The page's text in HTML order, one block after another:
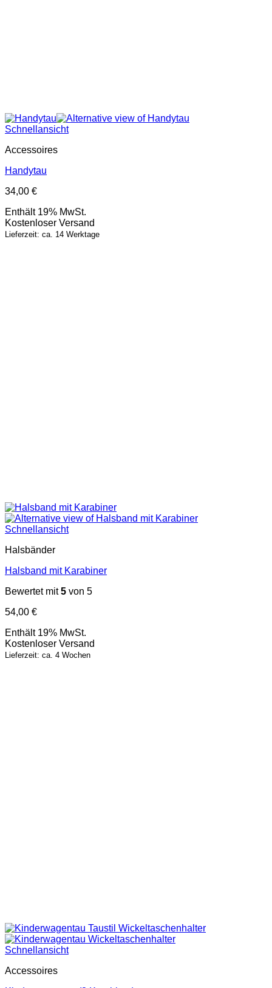
Schnellansicht
Accessoires
Handytau
34,00 €
Enthält 19% MwSt.
Kostenloser Versand
Lieferzeit: ca. 14 Werktage
Schnellansicht
Halsbänder
Halsband mit Karabiner
Bewertet mit5 von 5
54,00 €
Enthält 19% MwSt.
Kostenloser Versand
Lieferzeit: ca. 4 Wochen
Schnellansicht
Accessoires